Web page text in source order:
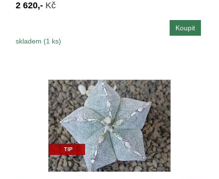
2 620,- Kč
skladem (1 ks)
TIP